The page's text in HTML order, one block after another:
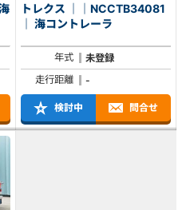
トレクス ｜｜NCCTB34081
｜ 海コントレーラ
年式
未登録
走行距離
-
検討中 問合せ